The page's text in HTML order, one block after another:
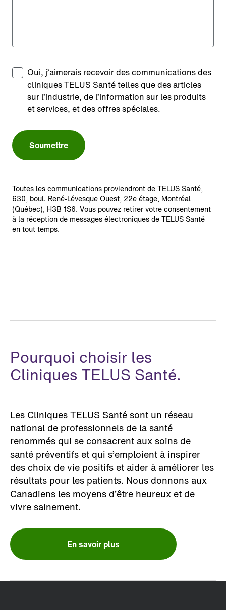
Oui, j’aimerais recevoir des communications des
cliniques TELUS Santé telles que des articles
sur l’industrie, de l’information sur les produits
et services, et des offres spéciales.
Soumettre
Toutes les communications proviendront de TELUS Santé,
630, boul. René-Lévesque Ouest, 22e étage, Montréal
(Québec), H3B 1S6. Vous pouvez retirer votre consentement
à la réception de messages électroniques de TELUS Santé
en tout temps.
Pourquoi choisir les
Cliniques TELUS Santé.
Les Cliniques TELUS Santé sont un réseau
national de professionnels de la santé
renommés qui se consacrent aux soins de
santé préventifs et qui s’emploient à inspirer
des choix de vie positifs et aider à améliorer les
résultats pour les patients. Nous donnons aux
Canadiens les moyens d’être heureux et de
vivre sainement.
En savoir plus